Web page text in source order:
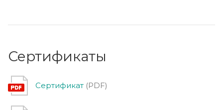
Сертификаты
Сертификат (PDF)